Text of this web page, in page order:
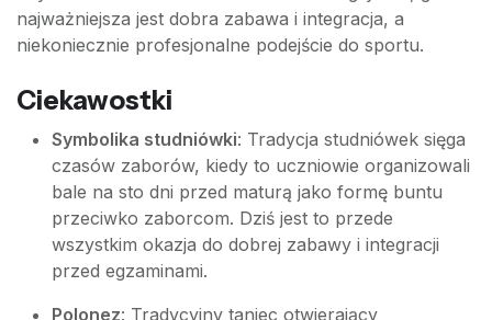
najważniejsza jest dobra zabawa i integracja, a
niekoniecznie profesjonalne podejście do sportu.
Ciekawostki
Symbolika studniówki: Tradycja studniówek sięga
czasów zaborów, kiedy to uczniowie organizowali
bale na sto dni przed maturą jako formę buntu
przeciwko zaborcom. Dziś jest to przede
wszystkim okazja do dobrej zabawy i integracji
przed egzaminami.
Polonez: Tradycyjny taniec otwierający